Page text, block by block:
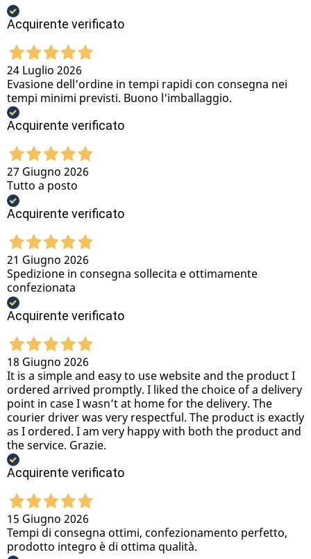
Acquirente verificato
24 Luglio 2026
Evasione dell'ordine in tempi rapidi con consegna nei
tempi minimi previsti. Buono l'imballaggio.
Acquirente verificato
27 Giugno 2026
Tutto a posto
Acquirente verificato
21 Giugno 2026
Spedizione in consegna sollecita e ottimamente
confezionata
Acquirente verificato
18 Giugno 2026
It is a simple and easy to use website and the product I
ordered arrived promptly. I liked the choice of a delivery
point in case I wasn’t at home for the delivery. The
courier driver was very respectful. The product is exactly
as I ordered. I am very happy with both the product and
the service. Grazie.
Acquirente verificato
15 Giugno 2026
Tempi di consegna ottimi, confezionamento perfetto,
prodotto integro è di ottima qualità.